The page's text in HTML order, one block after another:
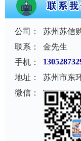
公司：
苏州苏信
联系：
金先生
手机：
地址：
苏州市东
微信：